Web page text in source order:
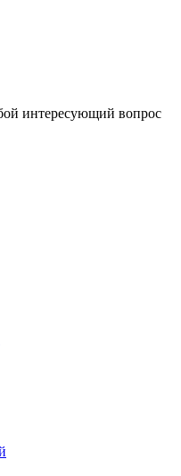
интересующий вопрос